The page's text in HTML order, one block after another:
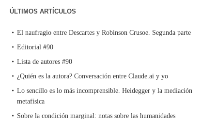
ÚLTIMOS ARTÍCULOS
El naufragio entre Descartes y Robinson Crusoe. Segunda parte
Editorial #90
Lista de autores #90
¿Quién es la autora? Conversación entre Claude.ai y yo
Lo sencillo es lo más incomprensible. Heidegger y la mediación
metafísica
Sobre la condición marginal: notas sobre las humanidades